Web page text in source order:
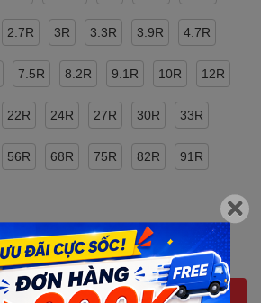
2.7R 3R 3.3R 3.9R 4.7R
7.5R 8.2R 9.1R 10R 12R
22R 24R 27R 30R 33R
56R 68R 75R 82R 91R